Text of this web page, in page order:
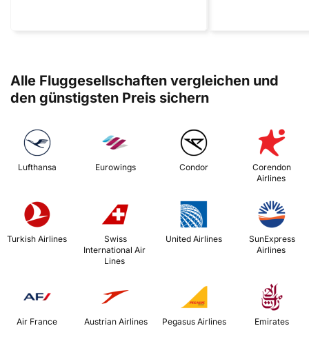
Alle Fluggesellschaften vergleichen und
den günstigsten Preis sichern
Lufthansa Eurowings Condor
Corendon
Airlines
Turkish Airlines
International Air
Lines
United Airlines
Airlines
Air France Austrian Airlines Emirates